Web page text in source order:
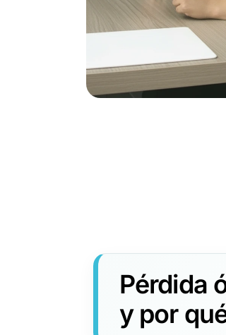
Pérdida
y por